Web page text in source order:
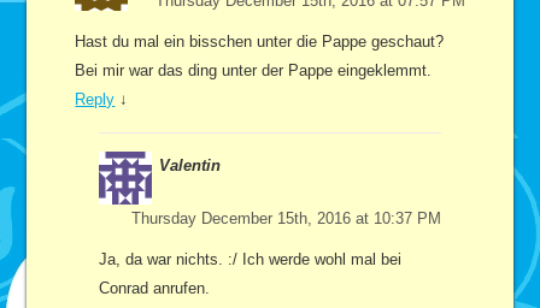
Hast du mal ein bisschen unter die Pappe geschaut?
Bei mir war das ding unter der Pappe eingeklemmt.
Reply ↓
Valentin
Thursday December 15th, 2016 at 10:37 PM
Ja, da war nichts. :/ Ich werde wohl mal bei
Conrad anrufen.